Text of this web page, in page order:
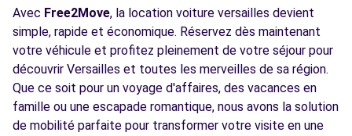
Avec Free2Move, la location voiture versailles devient
simple, rapide et économique. Réservez dès maintenant
votre véhicule et profitez pleinement de votre séjour pour
découvrir Versailles et toutes les merveilles de sa région.
Que ce soit pour un voyage d'affaires, des vacances en
famille ou une escapade romantique, nous avons la solution
de mobilité parfaite pour transformer votre visite en une